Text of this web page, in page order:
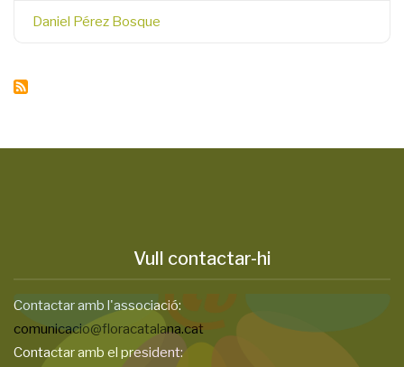
Daniel Pérez Bosque
Vull contactar-hi
Contactar amb l'associació:
comunicacio@floracatalana.cat
Contactar amb el president: